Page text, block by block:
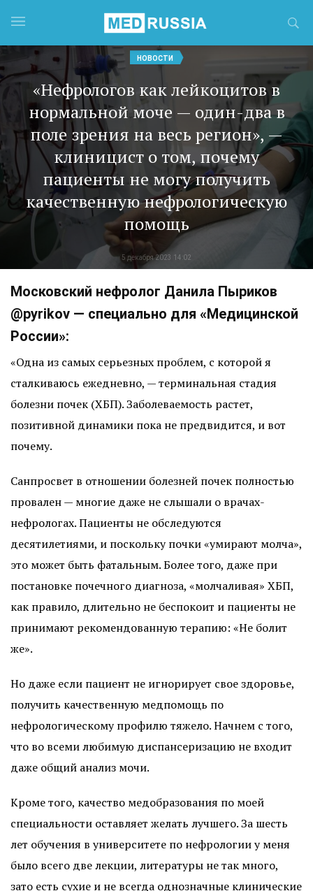
НОВОСТИ
«Нефрологов как лейкоцитов в
нормальной моче — один-два в
поле зрения на весь регион», —
клиницист о том, почему
пациенты не могу получить
качественную нефрологическую
помощь
5 декабря 2023 14:02
Московский нефролог Данила Пыриков
@pyrikov — специально для «Медицинской
России»:
«Одна из самых серьезных проблем, с которой я
сталкиваюсь ежедневно, — терминальная стадия
болезни почек (ХБП). Заболеваемость растет,
позитивной динамики пока не предвидится, и вот
почему.
Санпросвет в отношении болезней почек полностью
провален — многие даже не слышали о врачах-
нефрологах. Пациенты не обследуются
десятилетиями, и поскольку почки «умирают молча»,
это может быть фатальным. Более того, даже при
постановке почечного диагноза, «молчаливая» ХБП,
как правило, длительно не беспокоит и пациенты не
принимают рекомендованную терапию: «Не болит
же».
Но даже если пациент не игнорирует свое здоровье,
получить качественную медпомощь по
нефрологическому профилю тяжело. Начнем с того,
что во всеми любимую диспансеризацию не входит
даже общий анализ мочи.
Кроме того, качество медобразования по моей
специальности оставляет желать лучшего. За шесть
лет обучения в университете по нефрологии у меня
было всего две лекции, литературы не так много,
зато есть сухие и не всегда однозначные клинические